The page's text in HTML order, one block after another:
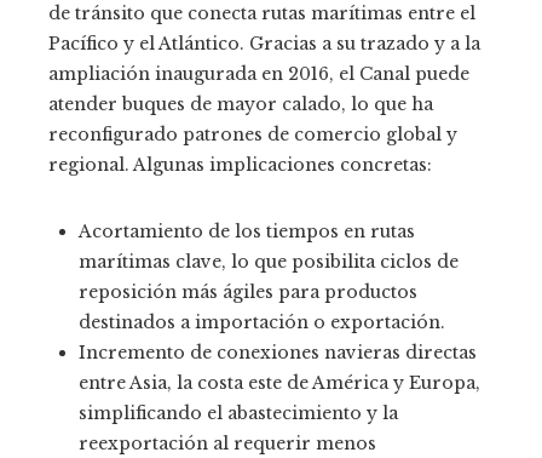
de tránsito que conecta rutas marítimas entre el
Pacífico y el Atlántico. Gracias a su trazado y a la
ampliación inaugurada en 2016, el Canal puede
atender buques de mayor calado, lo que ha
reconfigurado patrones de comercio global y
regional. Algunas implicaciones concretas:
Acortamiento de los tiempos en rutas
marítimas clave, lo que posibilita ciclos de
reposición más ágiles para productos
destinados a importación o exportación.
Incremento de conexiones navieras directas
entre Asia, la costa este de América y Europa,
simplificando el abastecimiento y la
reexportación al requerir menos